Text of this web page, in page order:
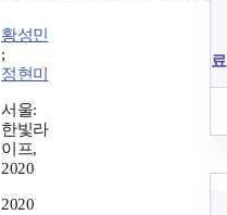
황성민
;
정현미
서울:
한빛라
이프,
2020
2020
료